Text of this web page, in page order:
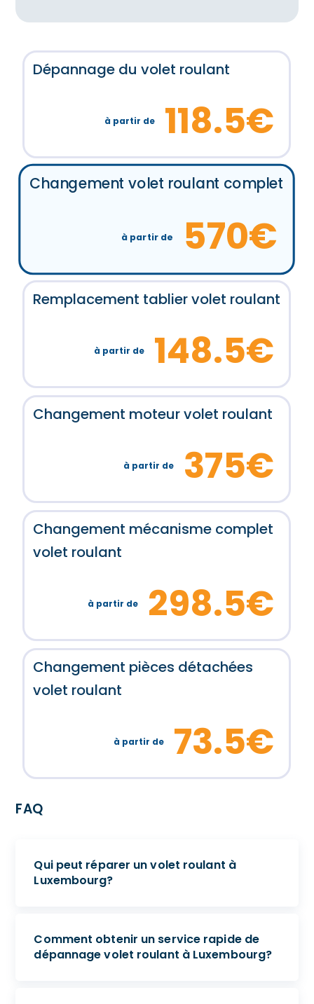
Dépannage du volet roulant
à partir de 118.5€
Changement volet roulant complet
à partir de 570€
Remplacement tablier volet roulant
à partir de 148.5€
Changement moteur volet roulant
à partir de 375€
Changement mécanisme complet
volet roulant
à partir de 298.5€
Changement pièces détachées
volet roulant
à partir de 73.5€
FAQ
Qui peut réparer un volet roulant à
Luxembourg?
Comment obtenir un service rapide de
dépannage volet roulant à Luxembourg?